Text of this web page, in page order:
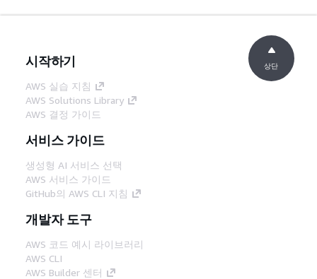
시작하기
AWS 실습 지침
AWS Solutions Library
AWS 결정 가이드
서비스 가이드
생성형 AI 서비스 선택
AWS 서비스 가이드
GitHub의 AWS CLI 지침
개발자 도구
AWS 코드 예시 라이브러리
AWS CLI
AWS Builder 센터
상단